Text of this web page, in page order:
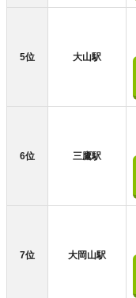
5位 大山駅
6位 三鷹駅
7位 大岡山駅